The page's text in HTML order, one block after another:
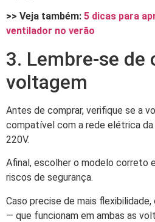
>> Veja também: 5 dicas para
ventilador no verão
3. Lembre-se de
voltagem
Antes de comprar, verifique se a
compatível com a rede elétrica da
220V.
Afinal, escolher o modelo correto
riscos de segurança.
Caso precise de mais
— que funcionam em ambas as